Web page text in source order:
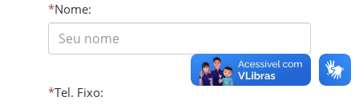
*Nome:
*Tel. Fixo: